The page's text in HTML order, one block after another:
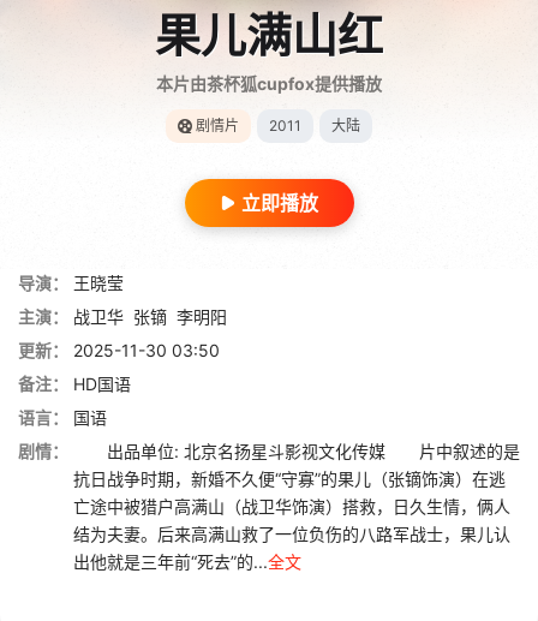
果儿满山红
本片由茶杯狐cupfox提供播放
剧情片 2011 大陆
立即播放
导演：
王晓莹
主演：
战卫华 张镝 李明阳
更新：
2025-11-30 03:50
备注：
HD国语
语言：
国语
剧情：
出品单位: 北京名扬星斗影视文化传媒 片中叙述的是
抗日战争时期，新婚不久便“守寡”的果儿（张镝饰演）在逃
亡途中被猎户高满山（战卫华饰演）搭救，日久生情，俩人
结为夫妻。后来高满山救了一位负伤的八路军战士，果儿认
出他就是三年前“死去”的...全文